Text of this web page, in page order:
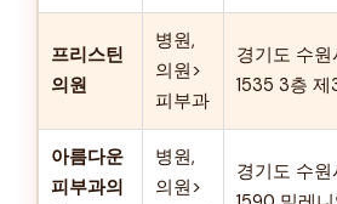
프리스틴
의원
병원,
의원>
피부과
경기도 수
1535 3층
아름다운
피부과의
병원,
의원>
경기도 수